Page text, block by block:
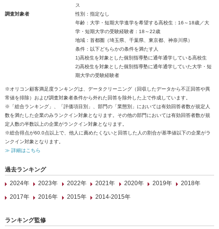
ス
調査対象者
性別：指定なし
年齢：大学・短期大学進学を希望する高校生：16～18歳／大
学・短期大学の受験経験者：18～22歳
地域：首都圏（埼玉県、千葉県、東京都、神奈川県）
条件：以下どちらかの条件を満たす人
1)高校生を対象とした個別指導塾に通年通学している高校生
2)高校生を対象とした個別指導塾に通年通学していた大学・短
期大学の受験経験者
※オリコン顧客満足度ランキングは、データクリーニング（回収したデータから不正回答や異
常値を排除）および調査対象者条件から外れた回答を除外した上で作成しています。
※「総合ランキング」、「評価項目別」、部門の「業態別」においては有効回答者数が規定人
数を満たした企業のみランクイン対象となります。その他の部門においては有効回答者数が規
定人数の半数以上の企業がランクイン対象となります。
※総合得点が60.0点以上で、他人に薦めたくないと回答した人の割合が基準値以下の企業がラ
ンクイン対象となります。
≫ 詳細はこちら
過去ランキング
2024年
2023年 2022年 2021年 2020年 2019年
2018年
2017年
2016年 2015年 2014-2015年
ランキング監修